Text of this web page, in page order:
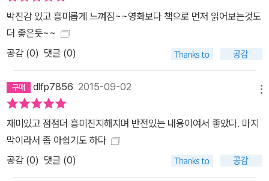
력적인 미로 세계는 눈을 뗄 수 없는 액션과 서스펜스로 가득하다. 중
독될 정도로 스릴 넘치는 전개는 뛰어난 플롯에 더욱 박차를 가한다.
-VOYA 새로운 여정에서 펼쳐지는 서스펜스와 멈추지 않는 액션이
독자의 눈길을 단숨에 앗아간다. -스쿨라이브러리저널 어드벤처, 미
스터리, SF판타지가 환상적으로 결합했다. 지금까지 나온 그 어떤 청
소년소설보다도 뛰어나다. -뉴요커 지금까지 내게 최고의 책은 《해리
포터》였다. 이제 하나의 보물이 더 추가됐다. -아마존 독자 《메이즈
러너》를 읽고 곧바로 이 책을 집어 드는 건 당연한 일이었다. 그리고
그건 최고의 선택이었다. -아마존 독자 책을 손에서 내려놓을 때까지
내 입은 다물어질 줄 몰랐다. 놀라운 소설이다. -아마존 독자
박진감 있고 흥미롭게 느껴짐~~영화보다 책으로 먼저 읽어보는것도
더 좋은듯~~
공감 (0) 댓글 (0)
dlfp7856 2015-09-02
재미있고 점점더 흥미진지해지며 반전있는 내용이여서 좋았다. 마지
막이라서 좀 아쉽기도 하다
공감 (0) 댓글 (0)